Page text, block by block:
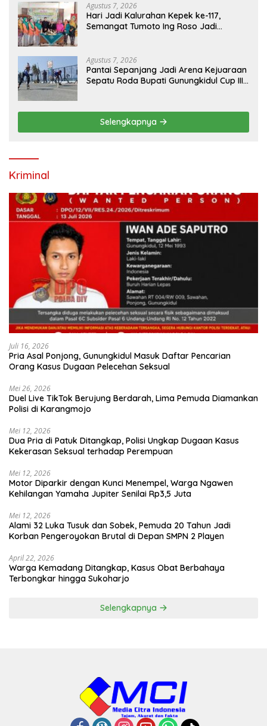
Agustus 7, 2026
Hari Jadi Kalurahan Kepek ke-117,
Semangat Tumoto Ing Roso Jadi
Agustus 7, 2026
Pantai Sepanjang Jadi Arena Kejuaraan
Sepatu Roda Bupati Gunungkidul Cup III
Selengkapnya
Kriminal
Juli 16, 2026
Pria Asal Ponjong, Gunungkidul Masuk Daftar Pencarian
Orang Kasus Dugaan Pelecehan Seksual
Mei 26, 2026
Duel Live TikTok Berujung Berdarah, Lima Pemuda Diamankan
Polisi di Karangmojo
Mei 12, 2026
Dua Pria di Patuk Ditangkap, Polisi Ungkap Dugaan Kasus
Kekerasan Seksual terhadap Perempuan
Mei 12, 2026
Motor Diparkir dengan Kunci Menempel, Warga Ngawen
Kehilangan Yamaha Jupiter Senilai Rp3,5 Juta
Mei 12, 2026
Alami 32 Luka Tusuk dan Sobek, Pemuda 20 Tahun Jadi
Korban Pengeroyokan Brutal di Depan SMPN 2 Playen
April 22, 2026
Warga Kemadang Ditangkap, Kasus Obat Berbahaya
Terbongkar hingga Sukoharjo
Selengkapnya